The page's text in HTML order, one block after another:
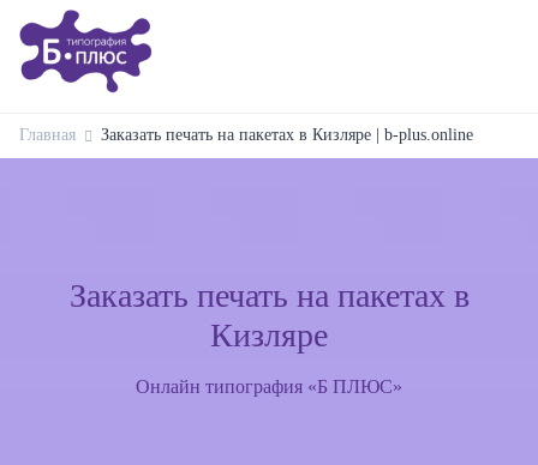
Главная Заказать печать на пакетах в Кизляре | b-plus.online
Заказать печать на пакетах в
Кизляре
Онлайн типография «Б ПЛЮС»